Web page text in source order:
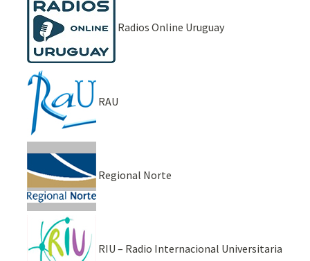
Radios Online Uruguay
RAU
Regional Norte
RIU – Radio Internacional Universitaria